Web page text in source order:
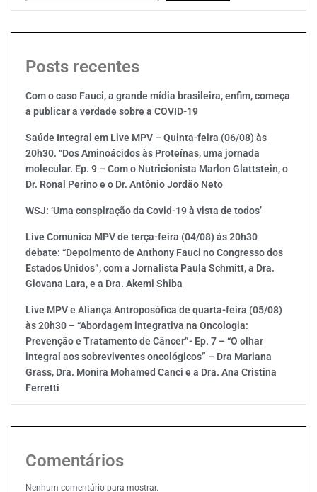
Posts recentes
Com o caso Fauci, a grande mídia brasileira, enfim, começa
a publicar a verdade sobre a COVID-19
Saúde Integral em Live MPV – Quinta-feira (06/08) às
20h30. “Dos Aminoácidos às Proteínas, uma jornada
molecular. Ep. 9 – Com o Nutricionista Marlon Glattstein, o
Dr. Ronal Perino e o Dr. Antônio Jordão Neto
WSJ: ‘Uma conspiração da Covid-19 à vista de todos’
Live Comunica MPV de terça-feira (04/08) ás 20h30
debate: “Depoimento de Anthony Fauci no Congresso dos
Estados Unidos”, com a Jornalista Paula Schmitt, a Dra.
Giovana Lara, e a Dra. Akemi Shiba
Live MPV e Aliança Antroposófica de quarta-feira (05/08)
às 20h30 – “Abordagem integrativa na Oncologia:
Prevenção e Tratamento de Câncer”- Ep. 7 – “O olhar
integral aos sobreviventes oncológicos” – Dra Mariana
Grass, Dra. Monira Mohamed Canci e a Dra. Ana Cristina
Ferretti
Comentários
Nenhum comentário para mostrar.